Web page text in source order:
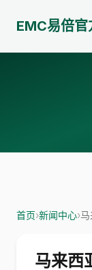
EMC易倍官
首页›新闻中心›马
马来西